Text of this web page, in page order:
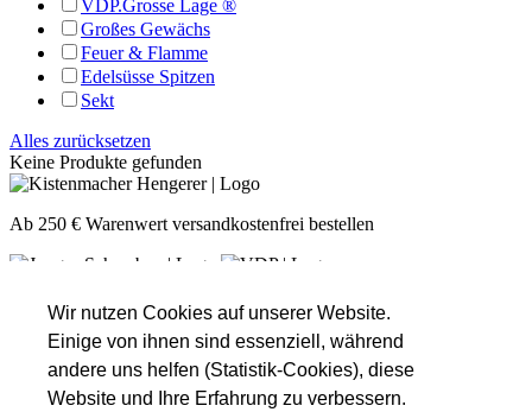
Wir nutzen Cookies auf unserer Website.
Einige von ihnen sind essenziell, während
andere uns helfen (Statistik-Cookies), diese
Website und Ihre Erfahrung zu verbessern.
VDP.Grosse Lage ®
Großes Gewächs
Feuer & Flamme
Edelsüsse Spitzen
Sekt
Alles zurücksetzen
Keine Produkte gefunden
Ab 250 € Warenwert versandkostenfrei bestellen
Montag
Nach Absprache!
Dienstag
Nach Absprache!
Mittwoch
Nach Absprache!
Donnerstag
16:00 - 18:30